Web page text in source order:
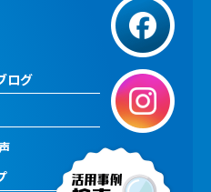
ログ